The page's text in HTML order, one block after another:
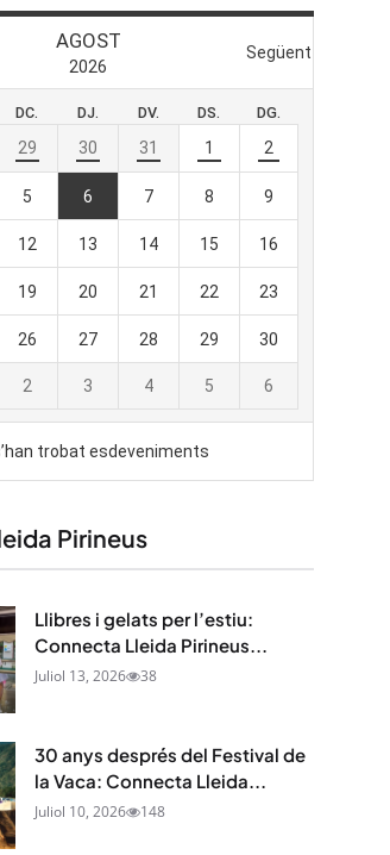
Pirineus
Llibres i gelats per l’estiu:
Connecta Lleida Pirineus...
Juliol 13, 2026 38
30 anys després del Festival de
la Vaca: Connecta Lleida...
Juliol 10, 2026 148